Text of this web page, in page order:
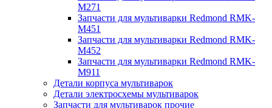
M271
Запчасти для мультиварки Redmond RMK-
M451
Запчасти для мультиварки Redmond RMK-
M452
Запчасти для мультиварки Redmond RMK-
M911
Детали корпуса мультиварок
Детали электросхемы мультиварок
Запчасти для мультиварок прочие